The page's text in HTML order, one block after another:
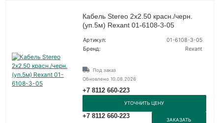
Кабель Stereo 2х2.50 красн./черн.
(уп.5м) Rexant 01-6108-3-05
Артикул:
01-6108-3-05
Бренд:
Rexant
Под заказ
Обновлено 10.08.2026
+7 8112 660-223
УТОЧНИТЬ ЦЕНУ
+7 8112 660-223
ЗАКАЗАТЬ